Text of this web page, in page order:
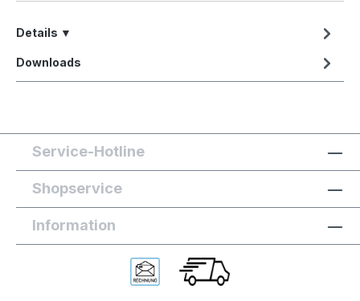
Details ▼
Downloads
Service-Hotline
Shopservice
Information